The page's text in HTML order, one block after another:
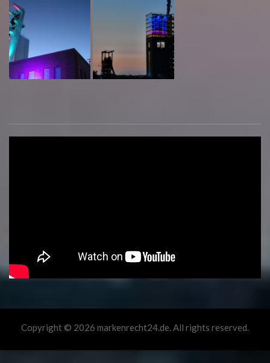
Copyright © 2026 markenrecht24.de. All rights reserved.